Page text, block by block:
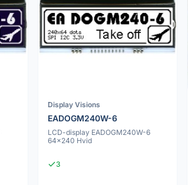
Display Visions
EADOGM240W-6
LCD-display EADOGM240W-6
64x240 Hvid
3